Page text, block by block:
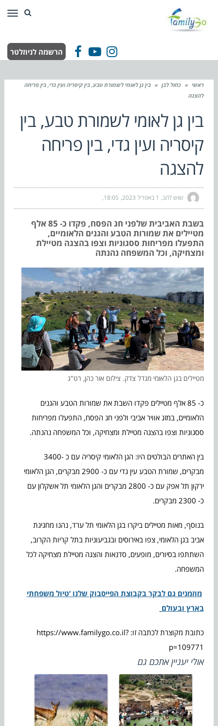
Facebook
YouTube
Instagram הרשמה לניוזלטר
ראשי » כחול לבן » בין גן לאומי לשמורת טבע, בין קיסריה ועין גדי, בין פריחה
להצגה
בין גן לאומי לשמורת טבע, בין
קיסריה ועין גדי, בין פריחה
להצגה
שוש להב 1 באפריל 2023 18:05
בשבת האביבית שלפני חג הפסח, פקדו כ- 85 אלף
מטיילים את שמורות הטבע והגנים הלאומיים,
התפעלו מפריחות ססגוניות וצפו בהצגה מטיילת
ומצחיקה, וכל המשפחה נהנתה
מטיילים בגן הלאומי מגדל צדק. צילום אור כהן, רט"ג
כ- 85 אלף מטיילים פקדו השבת את שמורות הטבע והגנים
הלאומיים, במזג אוויר אביבי ולפני חג הפסח, התפעלו מפריחות
ססגוניות וצפו בהצגה מטיילת ומצחיקה, וכל המשפחה נהנתה.
בין האתרים הבולטים היו: הגן הלאומי קיסריה עם כ -3400
מבקרים, שמורת הטבע עין גדי עם כ- 2900 מבקרים, הגן הלאומי
ירקון תל אפק עם כ- 2800 מבקרים והגן הלאומי תל אשקלון עם
כ- 2300 מבקרים.
בנוסף, מאות מטיילים ביקרו בגן הלאומי תל ערד, נהנו מחגיגת
אביב בגן הלאומי, צפו באירוסים ובגביעוניות בתל קריות הקרוב,
השתתפו בסיורים, מופעים, סדנאות והצגה מטיילת מצחיקה לכל
המשפחה.
מוזמנים גם לבקר בקבוצת הפייסבוק שלנו ‘טיול משפחתי
בארץ ובעולם
כתובת מקוצרת לכתבה זו: https://www.familygo.co.il?
p=109771
אולי יעניין אתכם גם